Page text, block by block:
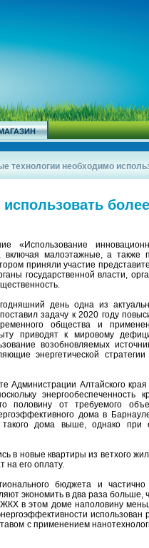
технологии необходимо
более
«Использование
включая малоэтажные, а также
приняли участие
государственной власти,
день одна из
задачу к 2020 году
общества и
приводят к мировому
возобновляемых
энергетической стратегии
Администрации Алтайского
энергообеспеченность
половину от требуемого
дома в
такого дома выше, однако при
в новые квартиры из ветхого
на его оплату.
бюджета и частично
экономить в два раза больше,
в этом доме наполовину
использован
с применением